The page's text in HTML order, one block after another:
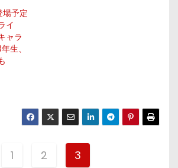
予定
イ
ャラ
生、
1 2 3